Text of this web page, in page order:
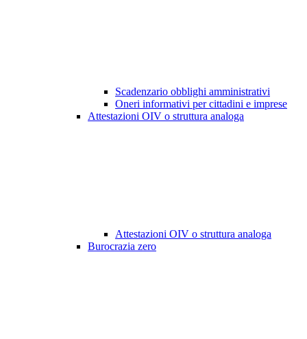
Scadenzario obblighi amministrativi
Oneri informativi per cittadini e imprese
Attestazioni OIV o struttura analoga
Attestazioni OIV o struttura analoga
Burocrazia zero